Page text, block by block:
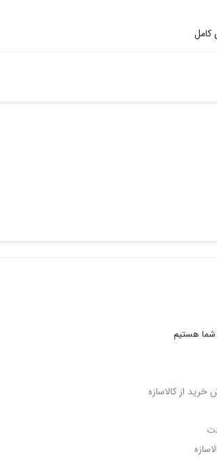
کامل
هستیم
از کالاسازه